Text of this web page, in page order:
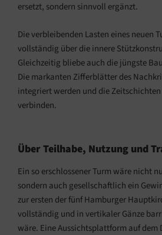
ersetzt, sondern sinnvoll ergänzt.
Die verbleibenden Lasten eines neuen
vollständig über die innere
Gleichzeitig bliebe auch die jüngste
Die markanten Zifferblätter des
integriert werden und die
verbinden.
Über Teilhabe, Nutzung und
Ein so erschlossener Turm wäre nicht
sondern auch gesellschaftlich ein
zur ersten der fünf Hamburger
vollständig und in vertikaler Gänze
wäre. Eine Aussichtsplattform auf dem